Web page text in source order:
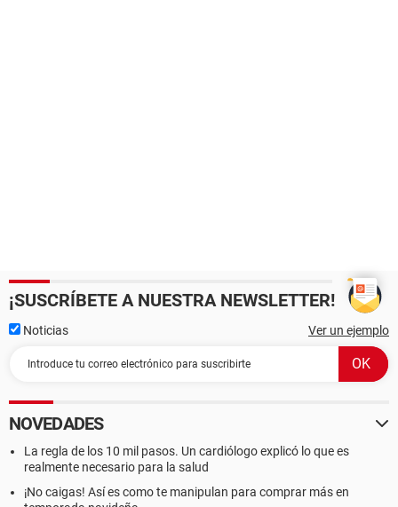
¡SUSCRÍBETE A NUESTRA NEWSLETTER!
Noticias Ver un ejemplo
NOVEDADES
La regla de los 10 mil pasos. Un cardiólogo explicó lo que es
realmente necesario para la salud
¡No caigas! Así es como te manipulan para comprar más en